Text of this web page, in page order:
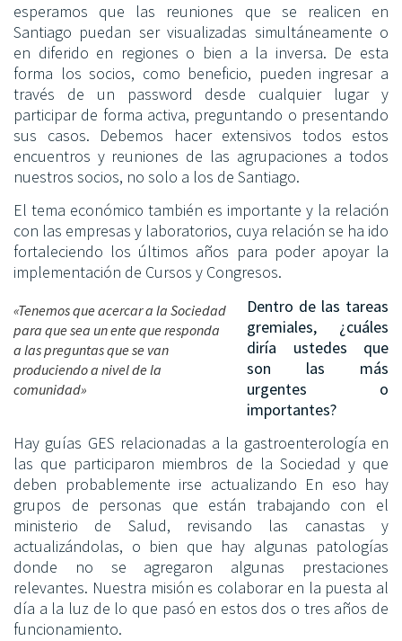
esperamos que las reuniones que se realicen en
Santiago puedan ser visualizadas simultáneamente o
en diferido en regiones o bien a la inversa. De esta
forma los socios, como beneficio, pueden ingresar a
través de un password desde cualquier lugar y
participar de forma activa, preguntando o presentando
sus casos. Debemos hacer extensivos todos estos
encuentros y reuniones de las agrupaciones a todos
nuestros socios, no solo a los de Santiago.
El tema económico también es importante y la relación
con las empresas y laboratorios, cuya relación se ha ido
fortaleciendo los últimos años para poder apoyar la
implementación de Cursos y Congresos.
«Tenemos que acercar a la Sociedad
para que sea un ente que responda
a las preguntas que se van
produciendo a nivel de la
comunidad»
Dentro de las tareas
gremiales, ¿cuáles
diría ustedes que
son las más
urgentes o
importantes?
Hay guías GES relacionadas a la gastroenterología en
las que participaron miembros de la Sociedad y que
deben probablemente irse actualizando En eso hay
grupos de personas que están trabajando con el
ministerio de Salud, revisando las canastas y
actualizándolas, o bien que hay algunas patologías
donde no se agregaron algunas prestaciones
relevantes. Nuestra misión es colaborar en la puesta al
día a la luz de lo que pasó en estos dos o tres años de
funcionamiento.